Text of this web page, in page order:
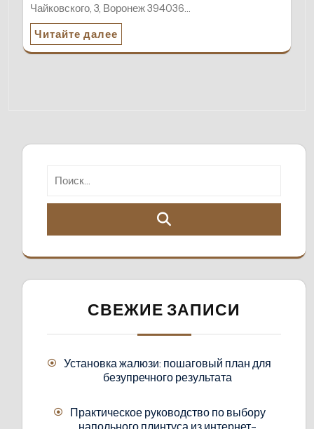
Чайковского, 3, Воронеж 394036…
Читайте далее
СВЕЖИЕ ЗАПИСИ
Установка жалюзи: пошаговый план для
безупречного результата
Практическое руководство по выбору
напольного плинтуса из интернет-